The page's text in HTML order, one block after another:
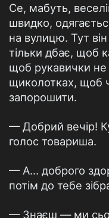
Се, мабуть,
швидко,
на вулицю. Тут
тільки дбає, щоб
щоб рукавички
щиколотках, щоб
запорошити.
— Добрий вечір!
голос товариша.
— А... доброго
потім до тебе
— Знаєш — ми